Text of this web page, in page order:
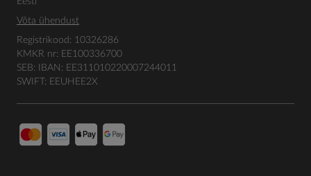
Võta ühendust
Registrikood: 10326286
KMKR nr: EE100336700
SEB: IBAN: EE311010220007244011
SWIFT: EEUHEE2X